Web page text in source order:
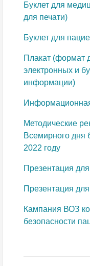
Буклет для
для печати)
Буклет для
Плакат (формат
электронных и
информации)
Методические
Всемирного дня
2022 году
Презентация
Презентация
Кампания ВОЗ
безопасности